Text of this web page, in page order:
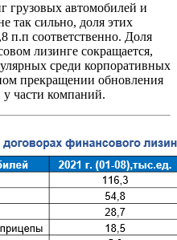
грузовых автомобилей и
так сильно, доля этих
п.п соответственно. Доля
лизинге сокращается,
среди корпоративных
прекращении обновления
части компаний.